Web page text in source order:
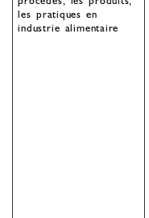
les pratiques en
industrie alimentaire